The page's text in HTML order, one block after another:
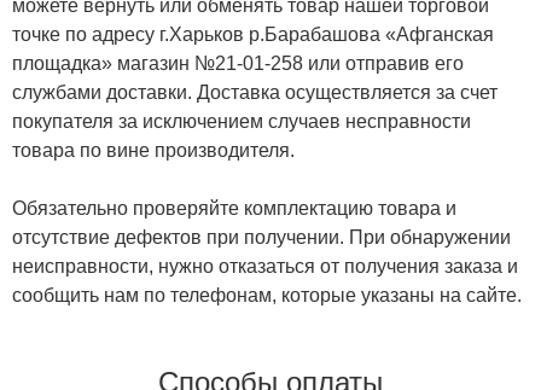
можете вернуть или обменять товар нашей торговой
точке по адресу г.Харьков р.Барабашова «Афганская
площадка» магазин №21-01-258 или отправив его
службами доставки. Доставка осуществляется за счет
покупателя за исключением случаев несправности
товара по вине производителя.
Обязательно проверяйте комплектацию товара и
отсутствие дефектов при получении. При обнаружении
неисправности, нужно отказаться от получения заказа и
сообщить нам по телефонам, которые указаны на сайте.
Способы оплаты